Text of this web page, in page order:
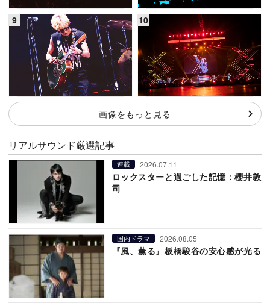
画像をもっと見る
リアルサウンド厳選記事
連載 2026.07.11
ロックスターと過ごした記憶：櫻井敦
司
国内ドラマ 2026.08.05
『風、薫る』板橋駿谷の安心感が光る